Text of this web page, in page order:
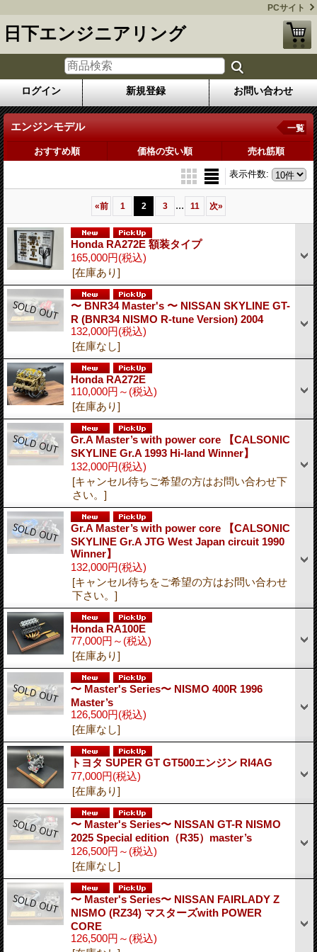
PCサイト
日下エンジニアリング
ログイン 新規登録 お問い合わせ
エンジンモデル 一覧
おすすめ順 価格の安い順 売れ筋順
表示件数:
«前 1 2 3 ... 11 次»
Honda RA272E 額装タイプ
165,000円(税込)
[在庫あり]
〜 BNR34 Master's 〜 NISSAN SKYLINE GT-
R (BNR34 NISMO R-tune Version) 2004
132,000円(税込)
[在庫なし]
Honda RA272E
110,000円～ (税込)
[在庫あり]
Gr.A Master’s with power core 【CALSONIC
SKYLINE Gr.A 1993 Hi-land Winner】
132,000円(税込)
[キャンセル待ちご希望の方はお問い合わせ下
さい。]
Gr.A Master’s with power core 【CALSONIC
SKYLINE Gr.A JTG West Japan circuit 1990
Winner】
132,000円(税込)
[キャンセル待ちをご希望の方はお問い合わせ
下さい。]
Honda RA100E
77,000円～ (税込)
[在庫あり]
〜 Master's Series〜 NISMO 400R 1996
Master’s
126,500円(税込)
[在庫なし]
トヨタ SUPER GT GT500エンジン RI4AG
77,000円(税込)
[在庫あり]
〜 Master's Series〜 NISSAN GT-R NISMO
2025 Special edition（R35）master’s
126,500円～ (税込)
[在庫なし]
〜 Master's Series〜 NISSAN FAIRLADY Z
NISMO (RZ34) マスターズwith POWER
CORE
126,500円～ (税込)